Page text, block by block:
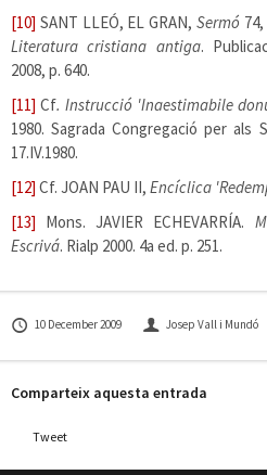
[10] SANT LLEÓ, EL GRAN, Sermó
Literatura cristiana antiga.
2008, p. 640.
[11] Cf. Instrucció 'Inaestimabile
1980. Sagrada Congregació per
17.IV.1980.
[12] Cf. JOAN PAU II, Encíclica
[13] Mons. JAVIER ECHEVARRÍA.
Escrivá. Rialp 2000. 4a ed. p. 251.
10 December 2009 Josep Vall i Mundó
Comparteix aquesta entrada
Tweet